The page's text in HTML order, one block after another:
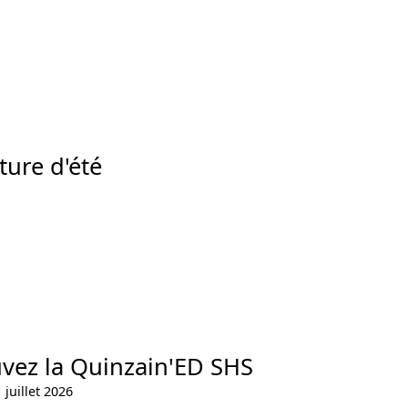
d'été
la Quinzain'ED SHS
juillet 2026